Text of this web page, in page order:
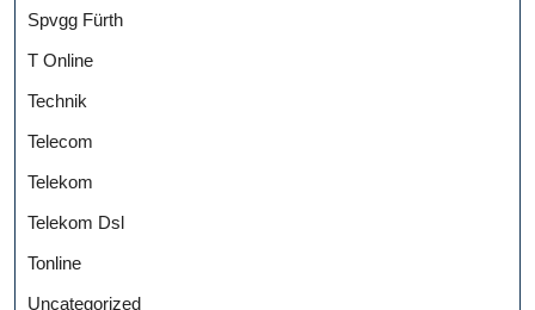
Spvgg Fürth
T Online
Technik
Telecom
Telekom
Telekom Dsl
Tonline
Uncategorized